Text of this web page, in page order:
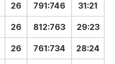
26 791:746 31:21
26 812:763 29:23
26 761:734 28:24